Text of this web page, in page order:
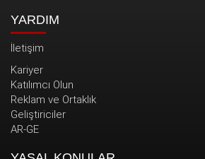
YARDIM
İletişim
Kariyer
Katılımcı Olun
Reklam ve Ortaklık
Geliştiriciler
AR-GE